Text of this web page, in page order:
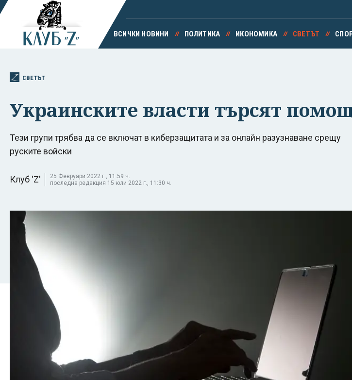
ВСИЧКИ НОВИНИ ПОЛИТИКА ИКОНОМИКА СВЕТЪТ
СВЕТЪТ
Украинските власти търсят
Тези групи трябва да се включат в киберзащитата и за онлайн разузнаване срещу
руските войски
Клуб 'Z'
25 Февруари 2022 г., 11:59 ч.
последна редакция 15 юли 2022 г., 11:30 ч.